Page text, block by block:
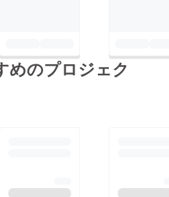
めのプロジェク